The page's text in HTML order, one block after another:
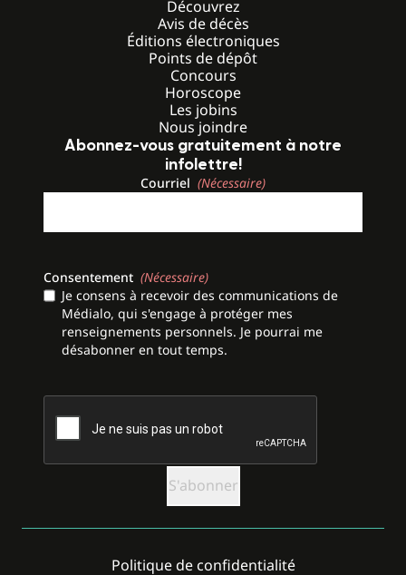
Découvrez
Avis de décès
Éditions électroniques
Points de dépôt
Concours
Horoscope
Les jobins
Nous joindre
Abonnez-vous gratuitement à notre
infolettre!
Courriel (Nécessaire)
Consentement (Nécessaire)
Je consens à recevoir des communications de
Médialo, qui s'engage à protéger mes
renseignements personnels. Je pourrai me
désabonner en tout temps.
CAPTCHA
Politique de confidentialité